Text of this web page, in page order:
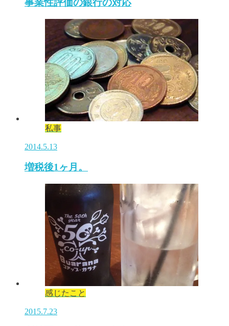
事業性評価の銀行の対応
私事
2014.5.13
増税後1ヶ月。
感じたこと
2015.7.23